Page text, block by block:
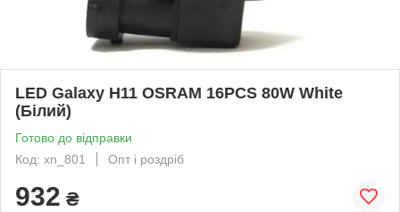
LED Galaxy H11 OSRAM 16PCS 80W White
(Білий)
Готово до відправки
Код: xn_801
Опт і роздріб
932 ₴